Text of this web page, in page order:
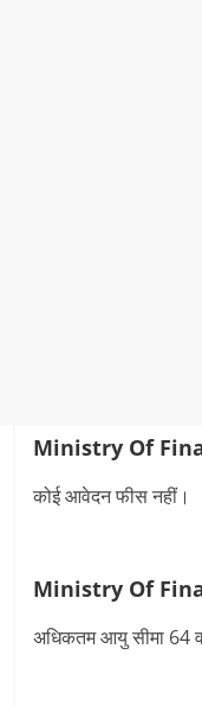
Ministry Of
कोई आवेदन फीस नहीं।
Ministry Of
अधिकतम आयु सीमा 64